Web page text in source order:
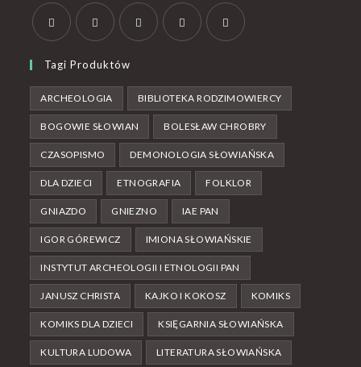
Tagi Produktów
ARCHEOLOGIA BIBLIOTEKA RODZIMOWIERCY
BOGOWIE SŁOWIAN BOLESŁAW CHROBRY
CZASOPISMO DEMONOLOGIA SŁOWIAŃSKA
DLA DZIECI ETNOGRAFIA FOLKLOR
GNIAZDO GNIEZNO IAE PAN
IGOR GÓREWICZ IMIONA SŁOWIAŃSKIE
INSTYTUT ARCHEOLOGII I ETNOLOGII PAN
JANUSZ CHRISTA KAJKO I KOKOSZ KOMIKS
KOMIKS DLA DZIECI KSIĘGARNIA SŁOWIAŃSKA
KULTURA LUDOWA LITERATURA SŁOWIAŃSKA